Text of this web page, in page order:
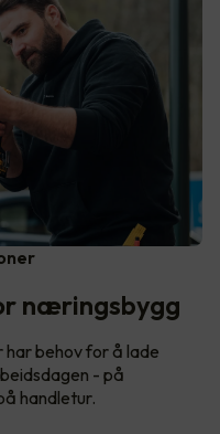
næringsbygg
behov for å lade
- på
handletur.